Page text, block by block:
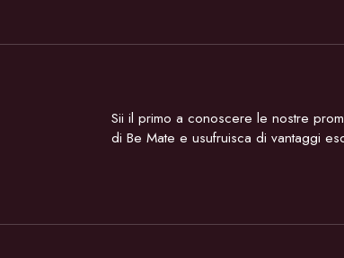
Sii il primo a conoscere le nostre
di Be Mate e usufruisca di vantaggi